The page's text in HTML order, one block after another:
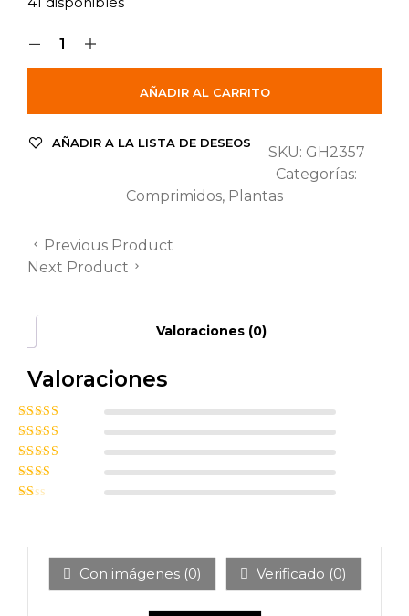
AÑADIR AL CARRITO
AÑADIR A LA LISTA DE DESEOS
SKU: GH2357
Categorías:
Comprimidos, Plantas
Previous Product
Next Product
Valoraciones (0)
Valoraciones
Valorado con
Valorado
Valorado
5
Valor
o
Con imágenes (0) Verificado (0)